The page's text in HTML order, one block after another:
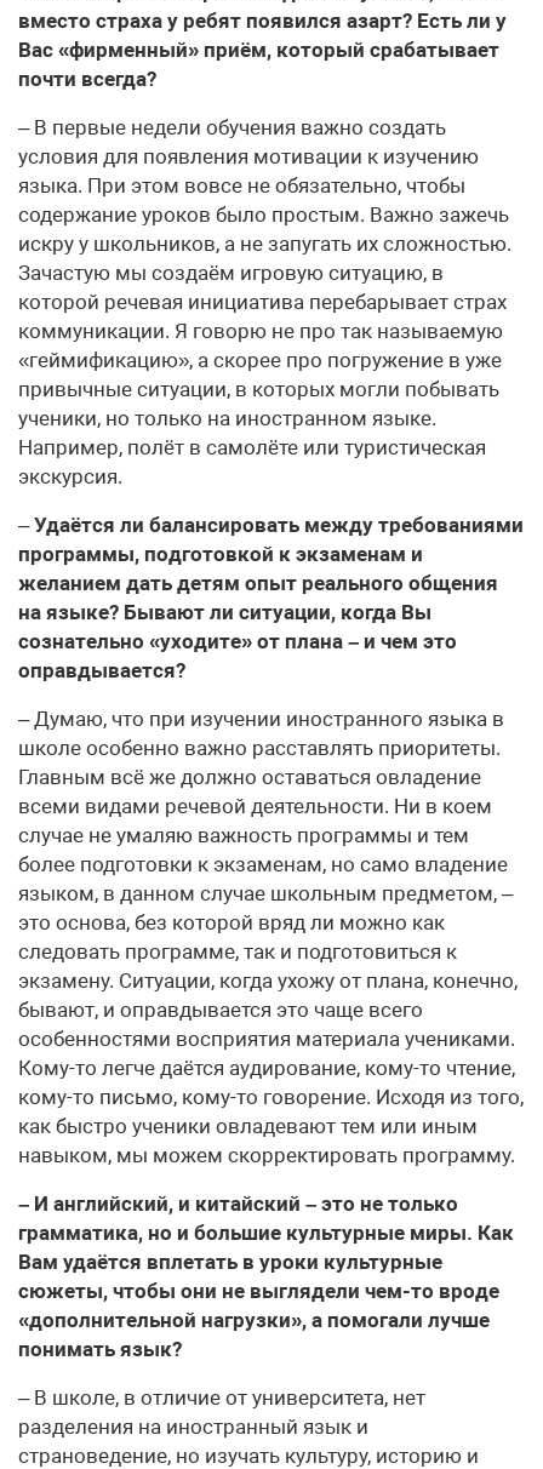
вместо страха у ребят появился азарт? Есть ли у
Вас «фирменный» приём, который срабатывает
почти всегда?
– В первые недели обучения важно создать
условия для появления мотивации к изучению
языка. При этом вовсе не обязательно, чтобы
содержание уроков было простым. Важно зажечь
искру у школьников, а не запугать их сложностью.
Зачастую мы создаём игровую ситуацию, в
которой речевая инициатива перебарывает страх
коммуникации. Я говорю не про так называемую
«геймификацию», а скорее про погружение в уже
привычные ситуации, в которых могли побывать
ученики, но только на иностранном языке.
Например, полёт в самолёте или туристическая
экскурсия.
–Удаётся ли балансировать между требованиями
программы, подготовкой к экзаменам и
желанием дать детям опыт реального общения
на языке? Бывают ли ситуации, когда Вы
сознательно «уходите» от плана – и чем это
оправдывается?
– Думаю, что при изучении иностранного языка в
школе особенно важно расставлять приоритеты.
Главным всё же должно оставаться овладение
всеми видами речевой деятельности. Ни в коем
случае не умаляю важность программы и тем
более подготовки к экзаменам, но само владение
языком, в данном случае школьным предметом, –
это основа, без которой вряд ли можно как
следовать программе, так и подготовиться к
экзамену. Ситуации, когда ухожу от плана, конечно,
бывают, и оправдывается это чаще всего
особенностями восприятия материала учениками.
Кому-то легче даётся аудирование, кому-то чтение,
кому-то письмо, кому-то говорение. Исходя из того,
как быстро ученики овладевают тем или иным
навыком, мы можем скорректировать программу.
– И английский, и китайский – это не только
грамматика, но и большие культурные миры. Как
Вам удаётся вплетать в уроки культурные
сюжеты, чтобы они не выглядели чем-то вроде
«дополнительной нагрузки», а помогали лучше
понимать язык?
– В школе, в отличие от университета, нет
разделения на иностранный язык и
страноведение, но изучать культуру, историю и